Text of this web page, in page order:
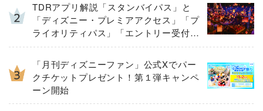
TDRアプリ解説「スタンバイパス」と
「ディズニー・プレミアアクセス」「プ
ライオリティパス」「エントリー受付」
とは
「月刊ディズニーファン」公式Xでパー
クチケットプレゼント！第１弾キャンペ
ーン開始